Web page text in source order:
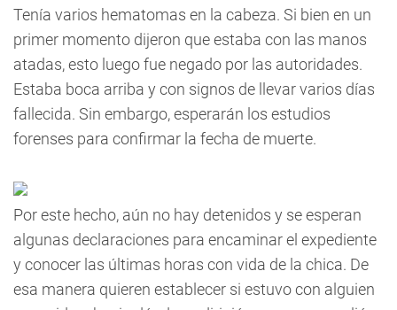
Tenía varios hematomas en la cabeza. Si bien en un
primer momento dijeron que estaba con las manos
atadas, esto luego fue negado por las autoridades.
Estaba boca arriba y con signos de llevar varios días
fallecida. Sin embargo, esperarán los estudios
forenses para confirmar la fecha de muerte.
Por este hecho, aún no hay detenidos y se esperan
algunas declaraciones para encaminar el expediente
y conocer las últimas horas con vida de la chica. De
esa manera quieren establecer si estuvo con alguien